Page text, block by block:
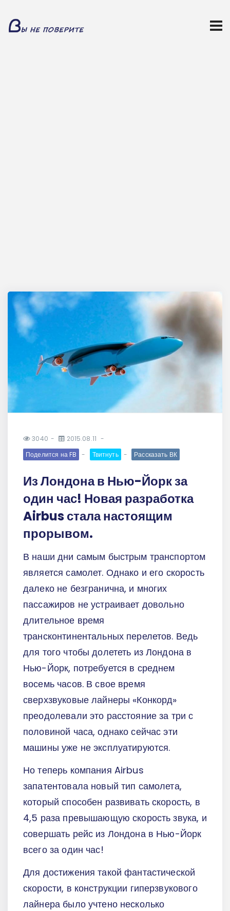
3040
2015.08.11
Поделится на FB
Твитнуть Рассказать ВК
Из Лондона в Нью-Йорк за
один час! Новая разработка
Airbus стала настоящим
прорывом.
В наши дни самым быстрым транспортом
является самолет. Однако и его скорость
далеко не безгранична, и многих
пассажиров не устраивает довольно
длительное время
трансконтинентальных перелетов. Ведь
для того чтобы долететь из Лондона в
Нью-Йорк, потребуется в среднем
восемь часов. В свое время
сверхзвуковые лайнеры «Конкорд»
преодолевали это расстояние за три с
половиной часа, однако сейчас эти
машины уже не эксплуатируются.
Но теперь компания Airbus
запатентовала новый тип самолета,
который способен развивать скорость, в
4,5 раза превышающую скорость звука, и
совершать рейс из Лондона в Нью-Йорк
всего за один час!
Для достижения такой фантастической
скорости, в конструкции гиперзвукового
лайнера было учтено несколько